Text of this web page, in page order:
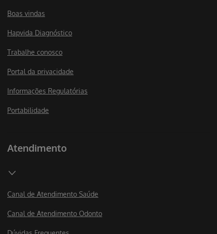
Boas vindas
Hapvida Diagnóstico
Trabalhe conosco
Portal da privacidade
Informações Regulatórias
Portabilidade
Atendimento
Canal de Atendimento Saúde
Canal de Atendimento Odonto